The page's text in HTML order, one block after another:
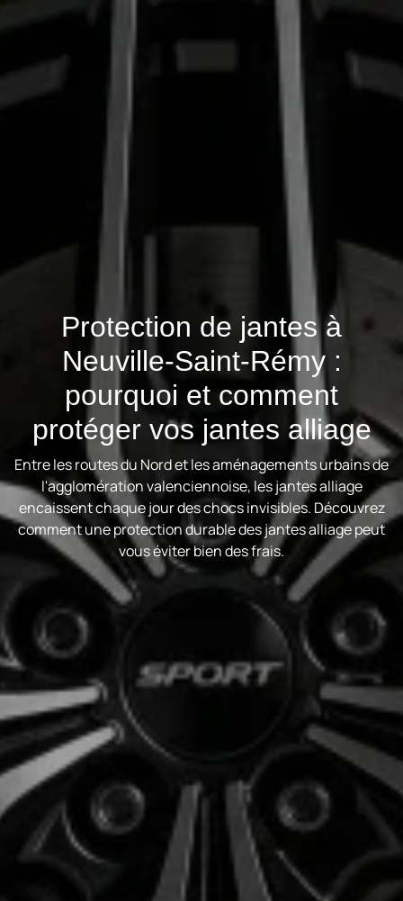
Protection de jantes à
Neuville-Saint-Rémy :
pourquoi et comment
protéger vos jantes alliage
Entre les routes du Nord et les aménagements urbains de
l'agglomération valenciennoise, les jantes alliage
encaissent chaque jour des chocs invisibles. Découvrez
comment une protection durable des jantes alliage peut
vous éviter bien des frais.